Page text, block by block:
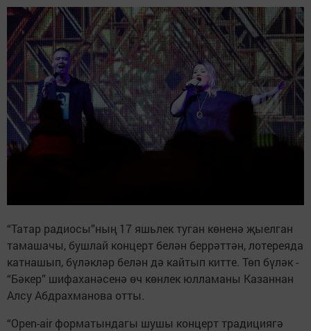
“Татар радиосы”ның 17 яшьлек туган көненә җыелган
тамашачы, бушлай концерт белән беррәттән, лотереяда
катнашып, бүләкләр белән дә кайтып китте. Төп бүләк -
“Бәкер” шифаханәсенә өч көнлек юлламаны Казаннан
Алсу Абдрахманова отты.
“Оpen-air форматындагы шушы концерт традициягә